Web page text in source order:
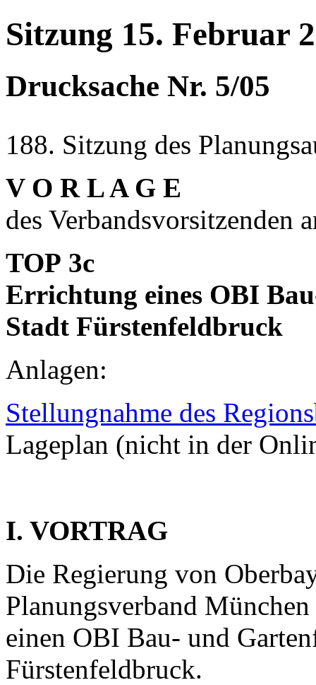
Sitzung 15. Februar
Drucksache Nr. 5/05
188. Sitzung des
V O R L A G E
des Verbandsvorsitzenden
TOP 3c
Errichtung eines OBI
Stadt Fürstenfeldbruck
Anlagen:
Stellungnahme des
Lageplan (nicht in der
I. VORTRAG
Die Regierung von
Planungsverband
einen OBI Bau- und
Fürstenfeldbruck.